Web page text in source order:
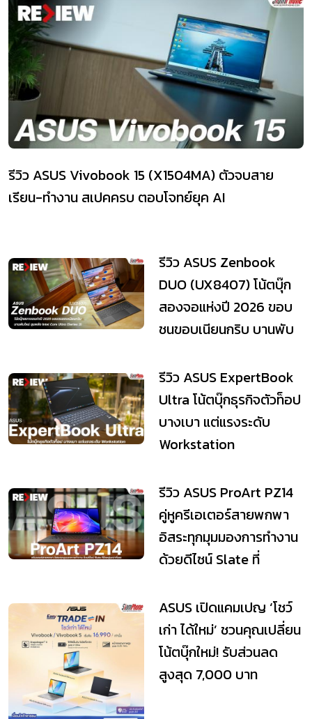
รีวิว ASUS Vivobook 15 (X1504MA) ตัวจบสาย
เรียน-ทำงาน สเปคครบ ตอบโจทย์ยุค AI
รีวิว ASUS Zenbook
DUO (UX8407) โน้ตบุ๊ก
สองจอแห่งปี 2026 ขอบ
ชนขอบเนียนกริบ บานพับ
รีวิว ASUS ExpertBook
Ultra โน้ตบุ๊กธุรกิจตัวท็อป
บางเบา แต่แรงระดับ
Workstation
รีวิว ASUS ProArt PZ14
คู่หูครีเอเตอร์สายพกพา
อิสระทุกมุมมองการทำงาน
ด้วยดีไซน์ Slate ที่
ASUS เปิดแคมเปญ ‘โชว์
เก่า ได้ใหม่’ ชวนคุณเปลี่ยน
โน้ตบุ๊กใหม่! รับส่วนลด
สูงสุด 7,000 บาท